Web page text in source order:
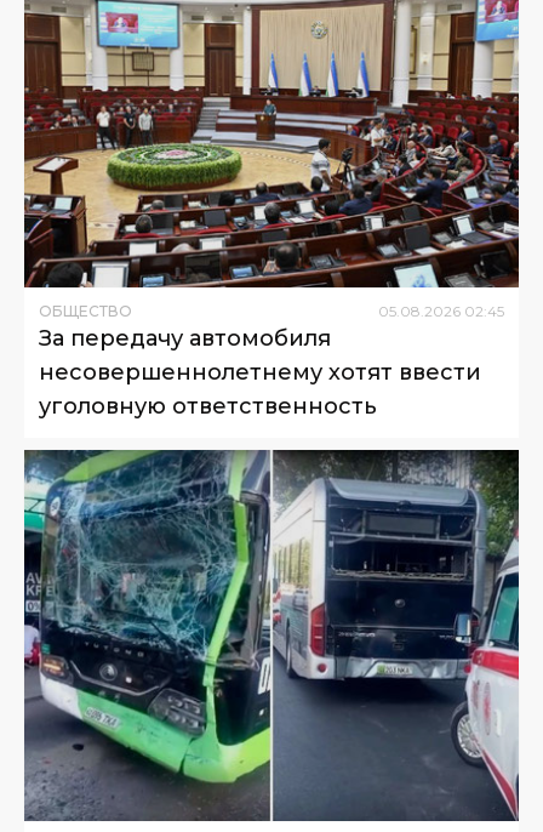
ОБЩЕСТВО 05.08.2026 02:45
За передачу автомобиля
несовершеннолетнему хотят ввести
уголовную ответственность